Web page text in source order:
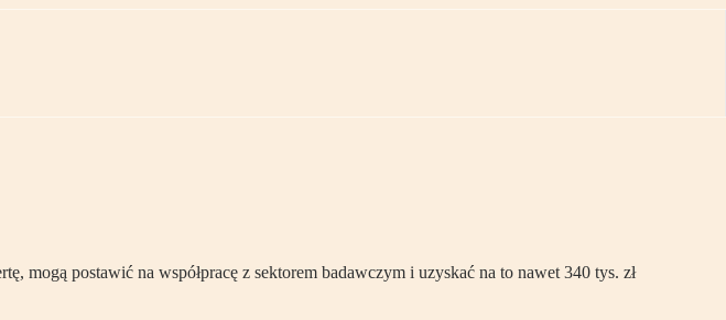
mogą postawić na współpracę z sektorem badawczym i uzyskać na to nawet 340 tys. zł